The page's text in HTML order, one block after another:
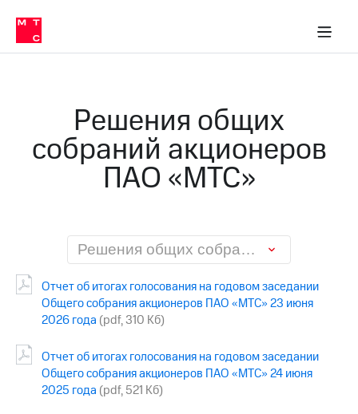
Медиа-центр
и акционерам
Устойчивое развитие
Комплаенс и деловая этика
компании
Карьера
в МТС
История
компании
Правовая
информация
Контакты
Медиа-центр
релизы
МТС
о технологиях
в МТС
Пресс-
релизы
Решения общих
собраний акционеров
ПАО «МТС»
Решения общих собраний акционеров ПАО «МТС»
Отчет об итогах голосования на годовом заседании
Общего собрания акционеров ПАО «МТС» 23 июня
2026 года (pdf, 310 Кб)
Отчет об итогах голосования на годовом заседании
Общего собрания акционеров ПАО «МТС» 24 июня
2025 года (pdf, 521 Кб)